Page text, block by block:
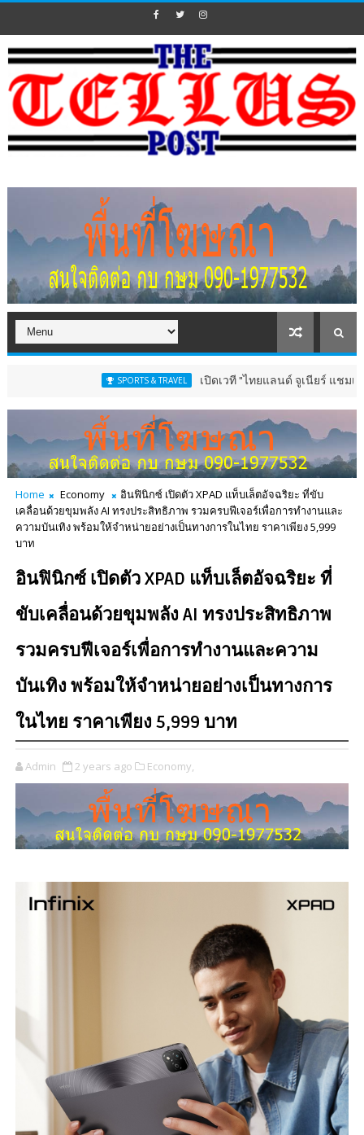
SPORTS & TRAVEL เปิดเวที "ไทยแลนด์ จูเนียร์ แชมเปี้ยนชิพ" 13-
Home Economy
อินฟินิกซ์ เปิดตัว XPAD แท็บเล็ตอัจฉริยะ ที่ขับ
เคลื่อนด้วยขุมพลัง AI ทรงประสิทธิภาพ รวมครบฟีเจอร์เพื่อการทำงานและ
ความบันเทิง พร้อมให้จำหน่ายอย่างเป็นทางการในไทย ราคาเพียง 5,999
บาท
อินฟินิกซ์ เปิดตัว XPAD แท็บเล็ตอัจฉริยะ ที่
ขับเคลื่อนด้วยขุมพลัง AI ทรงประสิทธิภาพ
รวมครบฟีเจอร์เพื่อการทำงานและความ
บันเทิง พร้อมให้จำหน่ายอย่างเป็นทางการ
ในไทย ราคาเพียง 5,999 บาท
Admin 2 years ago Economy,